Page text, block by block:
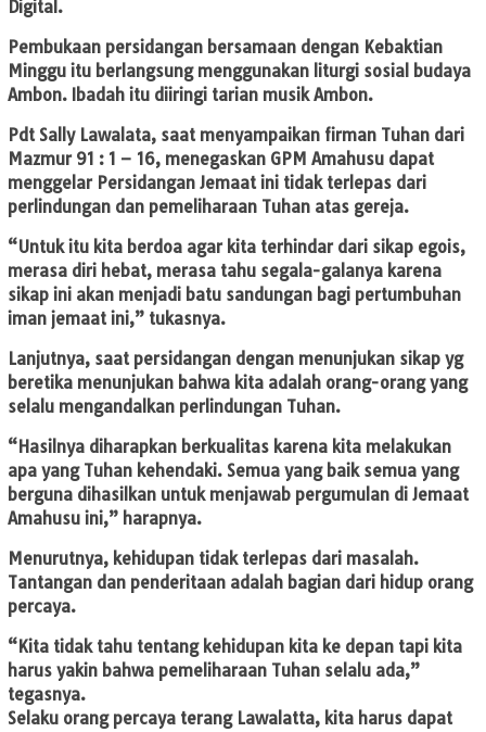
Digital.
Pembukaan persidangan bersamaan dengan Kebaktian
Minggu itu berlangsung menggunakan liturgi sosial budaya
Ambon. Ibadah itu diiringi tarian musik Ambon.
Pdt Sally Lawalata, saat menyampaikan firman Tuhan dari
Mazmur 91 : 1 – 16, menegaskan GPM Amahusu dapat
menggelar Persidangan Jemaat ini tidak terlepas dari
perlindungan dan pemeliharaan Tuhan atas gereja.
“Untuk itu kita berdoa agar kita terhindar dari sikap egois,
merasa diri hebat, merasa tahu segala-galanya karena
sikap ini akan menjadi batu sandungan bagi pertumbuhan
iman jemaat ini,” tukasnya.
Lanjutnya, saat persidangan dengan menunjukan sikap yg
beretika menunjukan bahwa kita adalah orang-orang yang
selalu mengandalkan perlindungan Tuhan.
“Hasilnya diharapkan berkualitas karena kita melakukan
apa yang Tuhan kehendaki. Semua yang baik semua yang
berguna dihasilkan untuk menjawab pergumulan di Jemaat
Amahusu ini,” harapnya.
Menurutnya, kehidupan tidak terlepas dari masalah.
Tantangan dan penderitaan adalah bagian dari hidup orang
percaya.
“Kita tidak tahu tentang kehidupan kita ke depan tapi kita
harus yakin bahwa pemeliharaan Tuhan selalu ada,”
tegasnya.
Selaku orang percaya terang Lawalatta, kita harus dapat